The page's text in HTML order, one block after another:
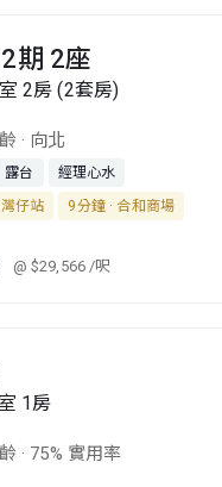
期 2座
2房 (2套房)
· 向北
露台
經理心水
灣仔站
9分鐘 · 合和商場
@ $29,566 /呎
1房
· 75% 實用率